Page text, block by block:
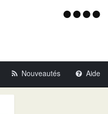
Menu
Nouveautés Aide